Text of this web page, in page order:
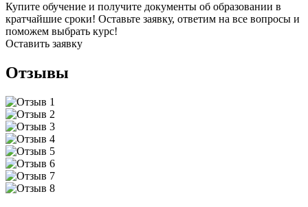
Купите обучение и получите документы об образовании в
кратчайшие сроки! Оставьте заявку, ответим на все вопросы и
поможем выбрать курс!
Оставить заявку
Отзывы